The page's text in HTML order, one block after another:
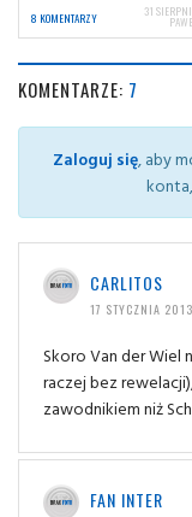
8 KOMENTARZY 31
KOMENTARZE: 7
Zaloguj się, aby
CARLITOS
17 STYCZNIA
Skoro Van der Wiel
raczej bez
zawodnikiem niż
FAN INTER